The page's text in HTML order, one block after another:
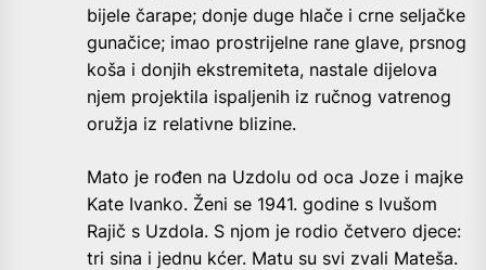
bijele čarape; donje duge hlače i crne seljačke
gunačice; imao prostrijelne rane glave, prsnog
koša i donjih ekstremiteta, nastale dijelova
njem projektila ispaljenih iz ručnog vatrenog
oružja iz relativne blizine.
Mato je rođen na Uzdolu od oca Joze i majke
Kate Ivanko. Ženi se 1941. godine s Ivušom
Rajič s Uzdola. S njom je rodio četvero djece:
tri sina i jednu kćer. Matu su svi zvali Mateša.